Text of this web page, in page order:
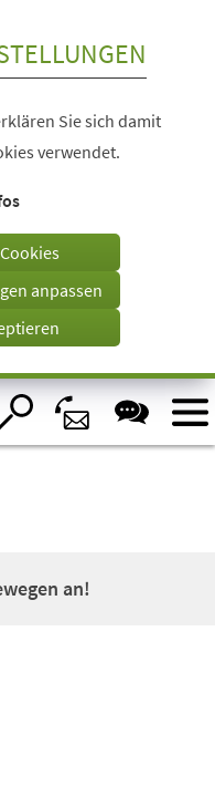
Sie sich damit
verwendet.
anpassen
an!